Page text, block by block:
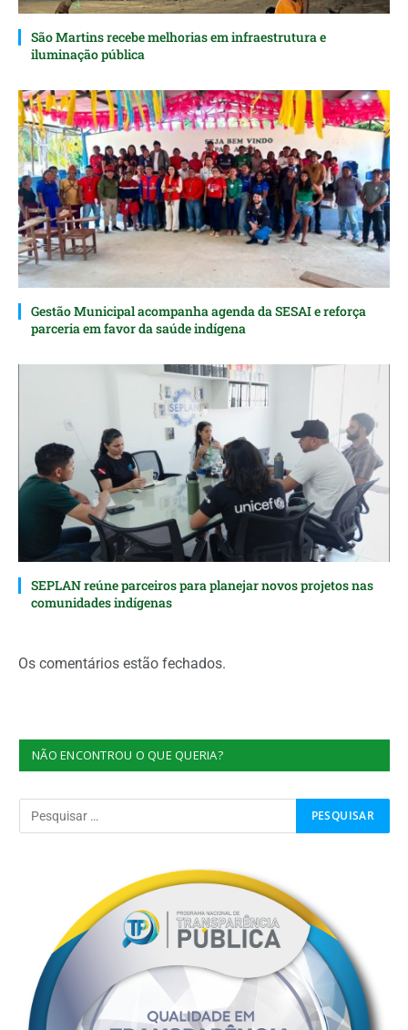
São Martins recebe melhorias em infraestrutura e
iluminação pública
Gestão Municipal acompanha agenda da SESAI e reforça
parceria em favor da saúde indígena
SEPLAN reúne parceiros para planejar novos projetos nas
comunidades indígenas
Os comentários estão fechados.
NÃO ENCONTROU O QUE QUERIA?